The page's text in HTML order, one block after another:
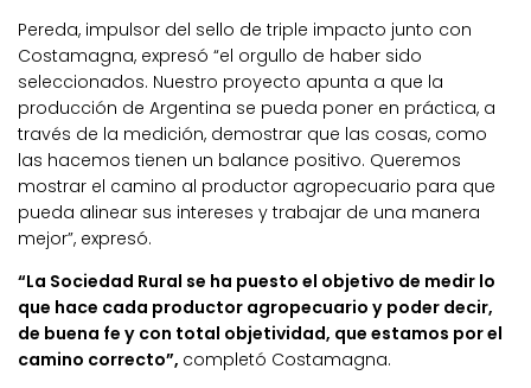
Pereda, impulsor del sello de triple impacto junto con
Costamagna, expresó “el orgullo de haber sido
seleccionados. Nuestro proyecto apunta a que la
producción de Argentina se pueda poner en práctica, a
través de la medición, demostrar que las cosas, como
las hacemos tienen un balance positivo. Queremos
mostrar el camino al productor agropecuario para que
pueda alinear sus intereses y trabajar de una manera
mejor”, expresó.
“La Sociedad Rural se ha puesto el objetivo de medir lo
que hace cada productor agropecuario y poder decir,
de buena fe y con total objetividad, que estamos por el
camino correcto”, completó Costamagna.